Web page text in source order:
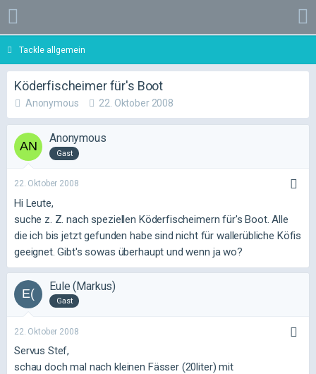
Tackle allgemein
Köderfischeimer für's Boot
Anonymous 22. Oktober 2008
Anonymous
Gast
22. Oktober 2008
Hi Leute,
suche z. Z. nach speziellen Köderfischeimern für's Boot. Alle
die ich bis jetzt gefunden habe sind nicht für wallerübliche Köfis
geeignet. Gibt's sowas überhaupt und wenn ja wo?
Eule (Markus)
Gast
22. Oktober 2008
Servus Stef,
schau doch mal nach kleinen Fässer (20liter) mit